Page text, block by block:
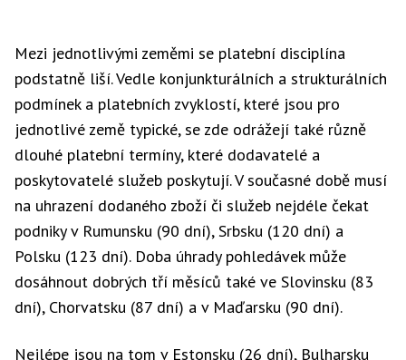
Mezi jednotlivými zeměmi se platební disciplína
podstatně liší. Vedle konjunkturálních a strukturálních
podmínek a platebních zvyklostí, které jsou pro
jednotlivé země typické, se zde odrážejí také různě
dlouhé platební termíny, které dodavatelé a
poskytovatelé služeb poskytují. V současné době musí
na uhrazení dodaného zboží či služeb nejdéle čekat
podniky v Rumunsku (90 dní), Srbsku (120 dní) a
Polsku (123 dní). Doba úhrady pohledávek může
dosáhnout dobrých tří měsíců také ve Slovinsku (83
dní), Chorvatsku (87 dní) a v Maďarsku (90 dní).
Nejlépe jsou na tom v Estonsku (26 dní), Bulharsku